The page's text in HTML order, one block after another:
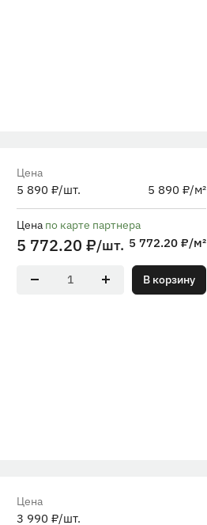
Цена
5 890 ₽/шт. 5 890 ₽/м²
Цена по карте партнера
5 772.20 ₽/шт. 5 772.20 ₽/м²
В корзину
Цена
3 990 ₽/шт.